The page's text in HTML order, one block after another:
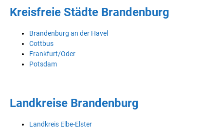
Kreisfreie Städte Brandenburg
Brandenburg an der Havel
Cottbus
Frankfurt/Oder
Potsdam
Landkreise Brandenburg
Landkreis Elbe-Elster